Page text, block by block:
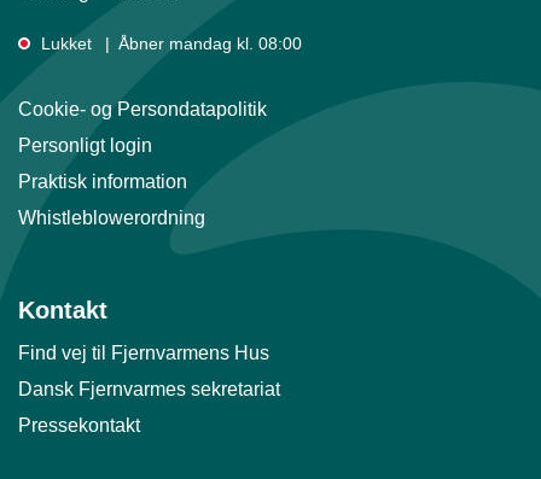
Lukket Åbner mandag kl. 08:00
Cookie- og Persondatapolitik
Personligt login
Praktisk information
Whistleblowerordning
Kontakt
Find vej til Fjernvarmens Hus
Dansk Fjernvarmes sekretariat
Pressekontakt